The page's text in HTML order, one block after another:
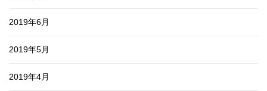
2019年6月
2019年5月
2019年4月